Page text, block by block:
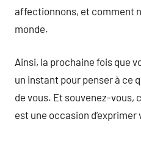
affectionnons, et comment
monde.
Ainsi, la prochaine fois que
un instant pour penser à ce
de vous. Et souvenez-vous,
est une occasion